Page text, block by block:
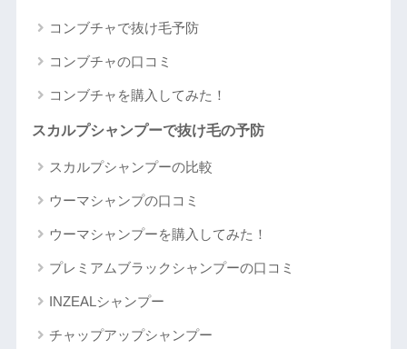
コンブチャで抜け毛予防
コンブチャの口コミ
コンブチャを購入してみた！
スカルプシャンプーで抜け毛の予防
スカルプシャンプーの比較
ウーマシャンプの口コミ
ウーマシャンプーを購入してみた！
プレミアムブラックシャンプーの口コミ
INZEALシャンプー
チャップアップシャンプー